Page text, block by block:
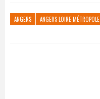
ANGERS ANGERS LOIRE MÉTROPOLE